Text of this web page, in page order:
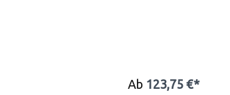
Ab 123,75 €*